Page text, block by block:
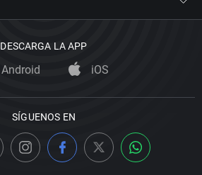
DESCARGA LA APP
Android iOS
SÍGUENOS EN